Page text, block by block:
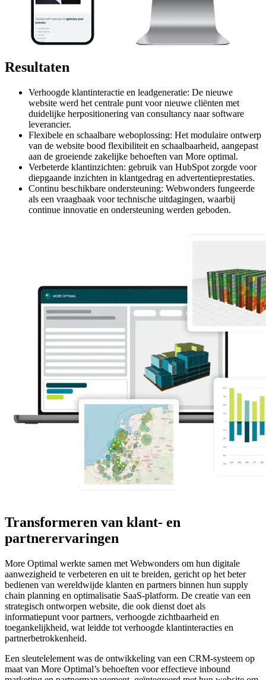
Resultaten
Verhoogde klantinteractie en leadgeneratie: De nieuwe
website werd het centrale punt voor nieuwe cliënten met
duidelijke herpositionering van consultancy naar software
leverancier.
Flexibele en schaalbare weboplossing: Het modulaire ontwerp
van de website bood flexibiliteit en schaalbaarheid, aangepast
aan de groeiende zakelijke behoeften van More optimal.
Verbeterde klantinzichten: gebruik van HubSpot zorgde voor
diepgaande inzichten in klantgedrag en advertentieprestaties.
Continu beschikbare ondersteuning: Webwonders fungeerde
als een vraagbaak voor technische uitdagingen, waarbij
continue innovatie en ondersteuning werden geboden.
Transformeren van klant- en
partnerervaringen
More Optimal werkte samen met Webwonders om hun digitale
aanwezigheid te verbeteren en uit te breiden, gericht op het beter
bedienen van wereldwijde klanten en partners binnen hun supply
chain planning en optimalisatie SaaS-platform. De creatie van een
strategisch ontworpen website, die ook dienst doet als
informatiepunt voor partners, verhoogde zichtbaarheid en
toegankelijkheid, wat leidde tot verhoogde klantinteracties en
partnerbetrokkenheid.
Een sleutelelement was de ontwikkeling van een CRM-systeem op
maat van More Optimal’s behoeften voor effectieve inbound